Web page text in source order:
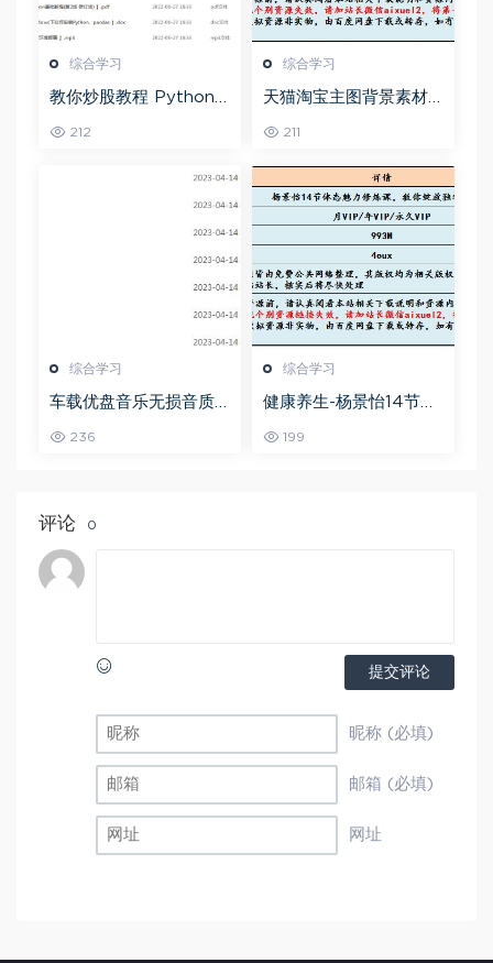
综合学习
教你炒股教程 Python
网盘资源打包下载
212
综合学习
天猫淘宝主图背景素材
源打包下载
211
综合学习
车载优盘音乐无损音质
网盘打包下载
236
综合学习
健康养生-杨景怡14节体
现东方美,百度网盘资源
199
评论 0
提交评论
昵称 (必填)
邮箱 (必填)
网址